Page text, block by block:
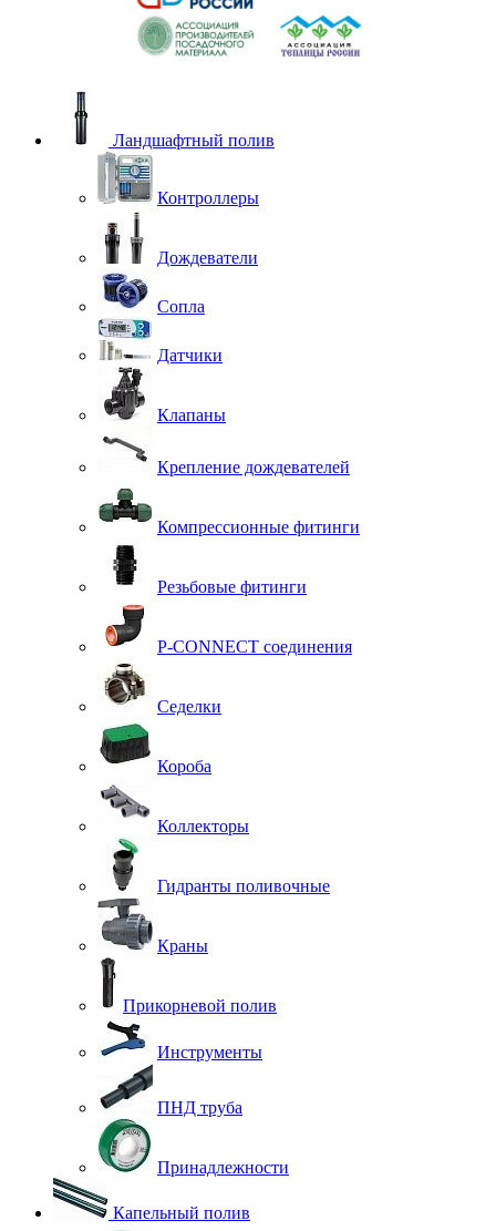
Ландшафтный полив
Контроллеры
Дождеватели
Сопла
Датчики
Клапаны
Крепление дождевателей
Компрессионные фитинги
Резьбовые фитинги
P-CONNECT соединения
Седелки
Короба
Коллекторы
Гидранты поливочные
Краны
Прикорневой полив
Инструменты
ПНД труба
Принадлежности
Капельный полив